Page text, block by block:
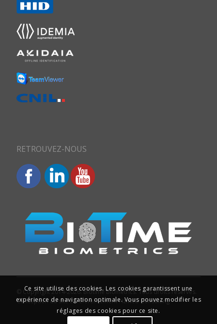
RETROUVEZ-NOUS
© Copyright 2014-2026. Biotime Biometrics. Tous droits réservés.
Conception du site et référencement : Iziweb Consulting
Ce site utilise des cookies. Les cookies garantissent une
expérience de navigation optimale. Vous pouvez modifier les
réglages des cookies pour ce site.